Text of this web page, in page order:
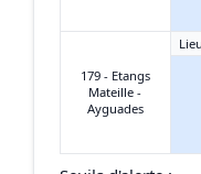
179 - Etangs
Mateille -
Ayguades